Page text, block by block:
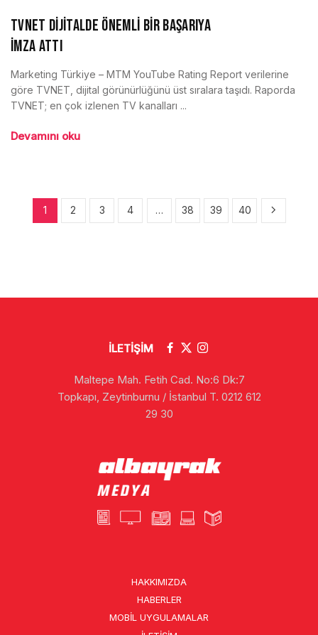
TVNET DİJİTALDE ÖNEMLİ BİR BAŞARIYA
İMZA ATTI
Marketing Türkiye – MTM YouTube Rating Report verilerine
göre TVNET, dijital görünürlüğünü üst sıralara taşıdı. Raporda
TVNET; en çok izlenen TV kanalları ...
Devamını oku
1 2 3 4 … 38 39 40
İLETİŞİM
Maltepe Mah. Fetih Cad. No:6 Dk:7
Topkapı, Zeytinburnu / İstanbul T. 0212 612
29 30
HAKKIMIZDA
HABERLER
MOBIL UYGULAMALAR